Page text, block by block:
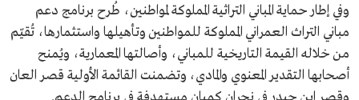
وفي إطار حماية المباني التراثية المملوكة لمواطنين، طُرح برنامج دعم
مباني التراث العمراني المملوكة للمواطنين وتأهيلها واستثمارها، تُقيّم
من خلاله القيمة التاريخية للمباني، وأصالتها المعمارية، ويُمنح
أصحابها التقدير المعنوي والمادي، وتضمنت القائمة الأولية قصر العان